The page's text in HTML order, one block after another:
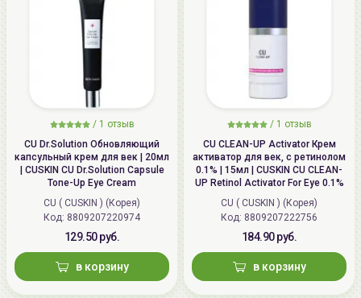
/ 1 отзыв
CU Dr.Solution Обновляющий
капсульный крем для век | 20мл
| CUSKIN CU Dr.Solution Capsule
Tone-Up Eye Cream
CU ( CUSKIN ) (Корея)
Код: 8809207220974
129.50 руб.
в корзину
/ 1 отзыв
CU CLEAN-UP Activator Крем
активатор для век, с ретинолом
0.1% | 15мл | CUSKIN CU CLEAN-
UP Retinol Activator For Eye 0.1%
CU ( CUSKIN ) (Корея)
Код: 8809207222756
184.90 руб.
в корзину